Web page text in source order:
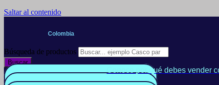
Saltar al contenido
Colombia
Búsqueda de productos
Buscar
Conoce por qué debes vender